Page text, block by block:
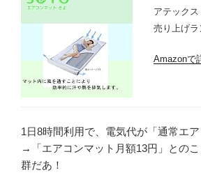
アテックス
売り上げ
Amazonで
1日8時間利用で、電気代が「通常エア
→「エアコンマット月額13円」との
群だあ！